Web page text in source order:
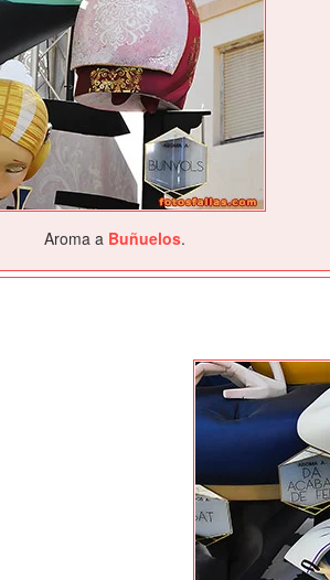
Aroma a Buñuelos.